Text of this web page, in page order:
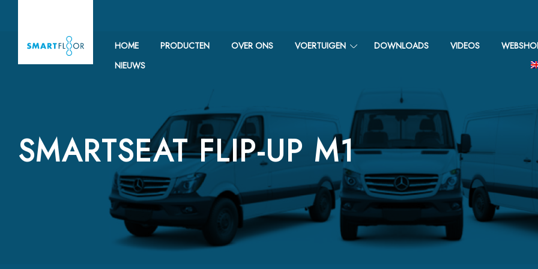
HOME PRODUCTEN OVER ONS VOERTUIGEN DOWNLOADS VIDEOS
NIEUWS
SMARTSEAT FLIP-UP M1